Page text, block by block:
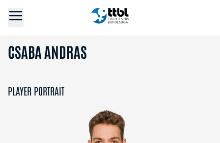
CSABA ANDRAS
PLAYER PORTRAIT